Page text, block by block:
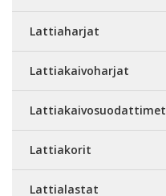
Lattiaharjat
Lattiakaivoharjat
Lattiakaivosuodattimet
Lattiakorit
Lattialastat